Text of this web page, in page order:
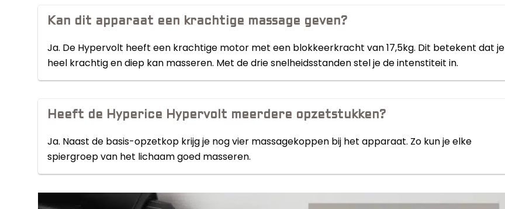
Kan dit apparaat een krachtige massage geven?
Ja. De Hypervolt heeft een krachtige motor met een blokkeerkracht van 17,5kg. Dit betekent dat je
heel krachtig en diep kan masseren. Met de drie snelheidsstanden stel je de intenstiteit in.
Heeft de Hyperice Hypervolt meerdere opzetstukken?
Ja. Naast de basis-opzetkop krijg je nog vier massagekoppen bij het apparaat. Zo kun je elke
spiergroep van het lichaam goed masseren.